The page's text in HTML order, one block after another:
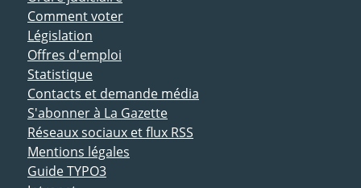
Comment voter
Législation
Offres d'emploi
Statistique
Contacts et demande média
S'abonner à La Gazette
Réseaux sociaux et flux RSS
Mentions légales
Guide TYPO3